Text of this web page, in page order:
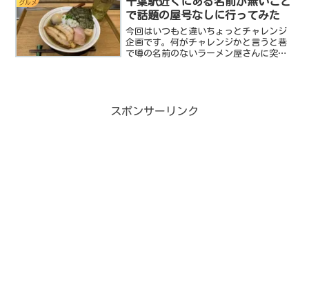
千葉県におけるラーメンの...
グルメ
で話題の屋号なしに行ってみた
今回はいつもと違いちょっとチャレンジ
企画です。何がチャレンジかと言うと巷
で噂の名前のないラーメン屋さんに突撃
スポンサーリンク